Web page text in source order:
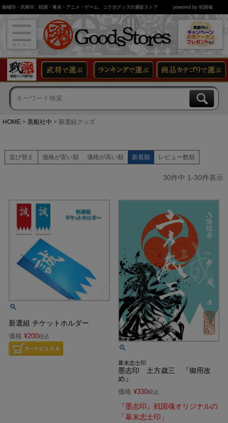
御城印・武将印、戦国・幕末・アニメ・ゲーム、コラボグッズの通販ストア powered by 戦国魂
HOME 黒船社中 新選組グッズ
並び替え 価格が安い順 価格が高い順 新着順 レビュー数順
30件中 1-30件表示
新選組 チケットホルダー
価格 ¥200税込
幕末志士印
墨志印 土方歳三 『御用改
め』
価格 ¥330税込
『墨志印』戦国魂オリジナルの
「幕末志士印」